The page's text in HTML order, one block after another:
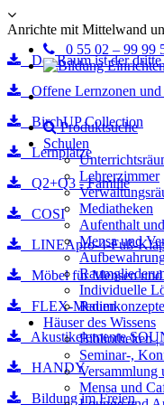
Anrichte mit Mittelwand
Der Raum ist der dritte
Offene Lernzonen und
BirchUP Collection
Lernplätze
Q2+Q3 - Familie
COSI
LINEApro-4-Fuß-
Möbel für Mensen
FLEX-Medien
Akustikelemente
HANDY
Bildung im Freien
0 55 02 – 99 99
Produktsuche
Schulen
Lehrerzimmer
Mediatheken
Aufenthalt
Mensa und
Individuelle
Raumkonzepte
Häuser des Wissens
Bibliotheken |
Seminar-,
Versammlung
Mensa und